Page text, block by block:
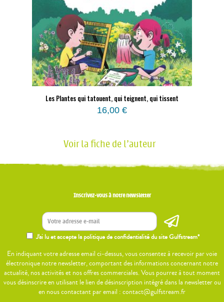
Les Plantes qui tatouent, qui teignent, qui tissent
16,00 €
Voir la fiche de l'auteur
Inscrivez-vous à notre newsletter
J'ai lu et accepte la politique de confidentialité du site Gulfstream*
En indiquant votre adresse email ci-dessus, vous consentez à recevoir par voie
électronique notre newsletter, comportant des informations concernant notre
actualité, nos activités et nos offres commerciales. Vous pourrez à tout moment
vous désinscrire en utilisant le lien de désinscription intégré dans la newsletter ou
en nous contactant par email : contact@gulfstream.fr